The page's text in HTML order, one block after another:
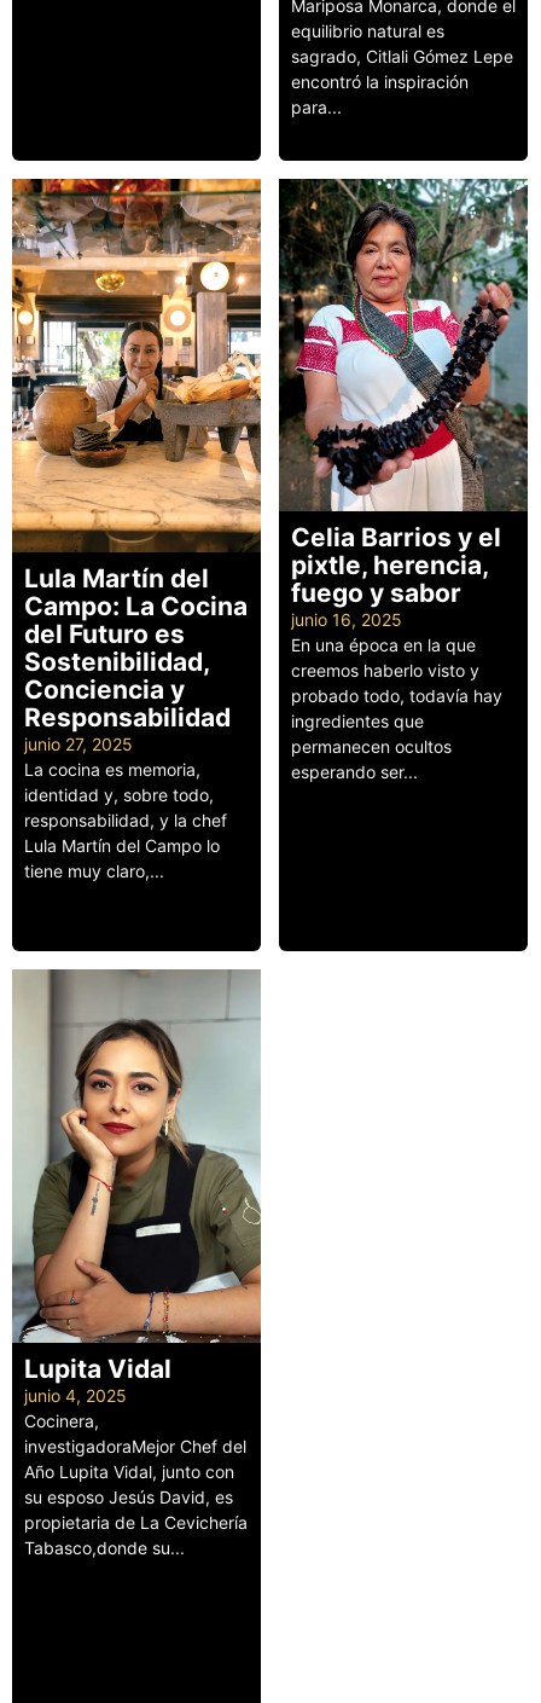
Mariposa Monarca, donde el
equilibrio natural es
sagrado, Citlali Gómez Lepe
encontró la inspiración
para...
Lula Martín del
Campo: La Cocina
del Futuro es
Sostenibilidad,
Conciencia y
Responsabilidad
junio 27, 2025
La cocina es memoria,
identidad y, sobre todo,
responsabilidad, y la chef
Lula Martín del Campo lo
tiene muy claro,...
Celia Barrios y el
pixtle, herencia,
fuego y sabor
junio 16, 2025
En una época en la que
creemos haberlo visto y
probado todo, todavía hay
ingredientes que
permanecen ocultos
esperando ser...
Lupita Vidal
junio 4, 2025
Cocinera,
investigadoraMejor Chef del
Año Lupita Vidal, junto con
su esposo Jesús David, es
propietaria de La Cevichería
Tabasco,donde su...